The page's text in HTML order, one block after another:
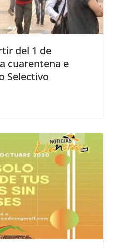
del 1 de
cuarentena e
Selectivo